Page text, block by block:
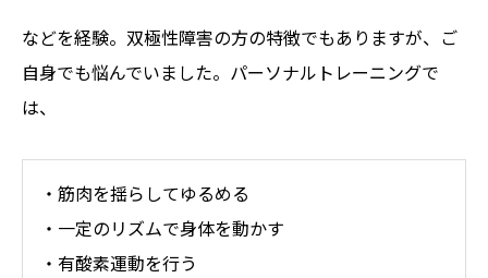
などを経験。双極性障害の方の特徴でもありますが、ご
自身でも悩んでいました。パーソナルトレーニングで
は、
・筋肉を揺らしてゆるめる
・一定のリズムで身体を動かす
・有酸素運動を行う